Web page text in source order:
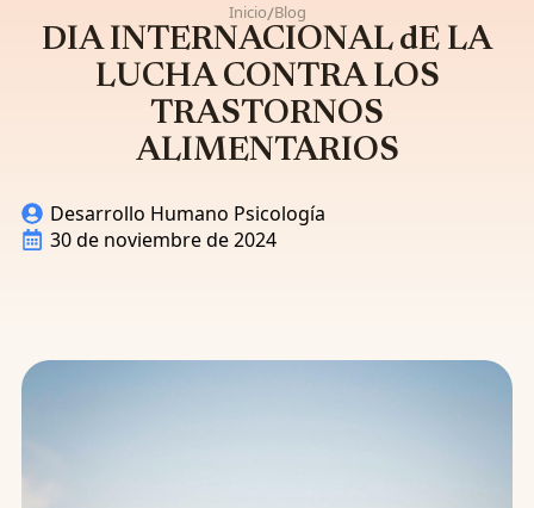
Inicio/Blog
DIA INTERNACIONAL dE LA
LUCHA CONTRA LOS
TRASTORNOS
ALIMENTARIOS
Desarrollo Humano Psicología
30 de noviembre de 2024